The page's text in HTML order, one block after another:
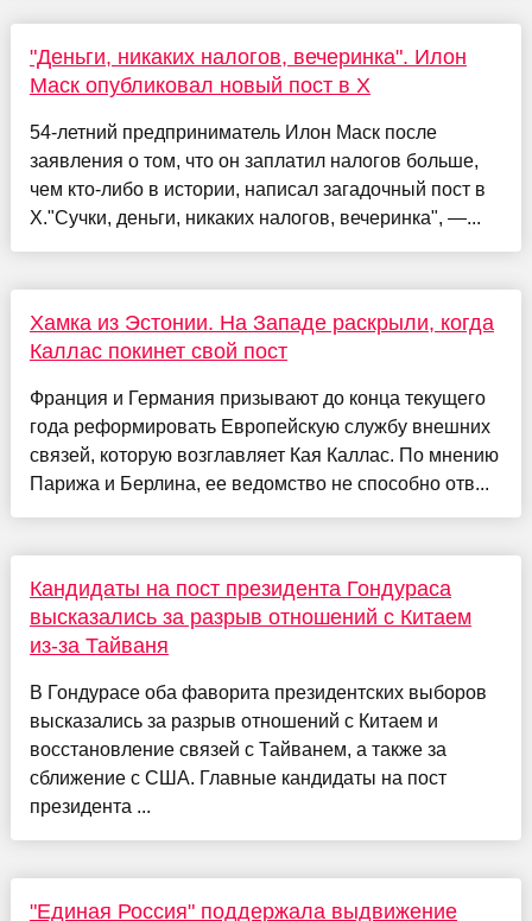
"Деньги, никаких налогов, вечеринка". Илон
Маск опубликовал новый пост в X
54-летний предприниматель Илон Маск после
заявления о том, что он заплатил налогов больше,
чем кто-либо в истории, написал загадочный пост в
X."Сучки, деньги, никаких налогов, вечеринка", —...
Хамка из Эстонии. На Западе раскрыли, когда
Каллас покинет свой пост
Франция и Германия призывают до конца текущего
года реформировать Европейскую службу внешних
связей, которую возглавляет Кая Каллас. По мнению
Парижа и Берлина, ее ведомство не способно отв...
Кандидаты на пост президента Гондураса
высказались за разрыв отношений с Китаем
из-за Тайваня
В Гондурасе оба фаворита президентских выборов
высказались за разрыв отношений с Китаем и
восстановление связей с Тайванем, а также за
сближение с США. Главные кандидаты на пост
президента ...
"Единая Россия" поддержала выдвижение